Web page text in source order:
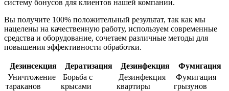
систему бонусов для клиентов нашей компании.
Вы получите 100% положительный результат, так как мы
нацелены на качественную работу, используем современные
средства и оборудование, сочетаем различные методы для
повышения эффективности обработки.
Дезинсекция Дератизация Дезинфекция
Фумигация
Уничтожение
тараканов
Борьба с
крысами
Дезинфекция
квартиры
Фумигация
грызунов